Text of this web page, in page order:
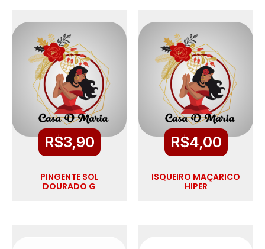
R$3,90
PINGENTE SOL
DOURADO G
R$4,00
ISQUEIRO MAÇARICO
HIPER